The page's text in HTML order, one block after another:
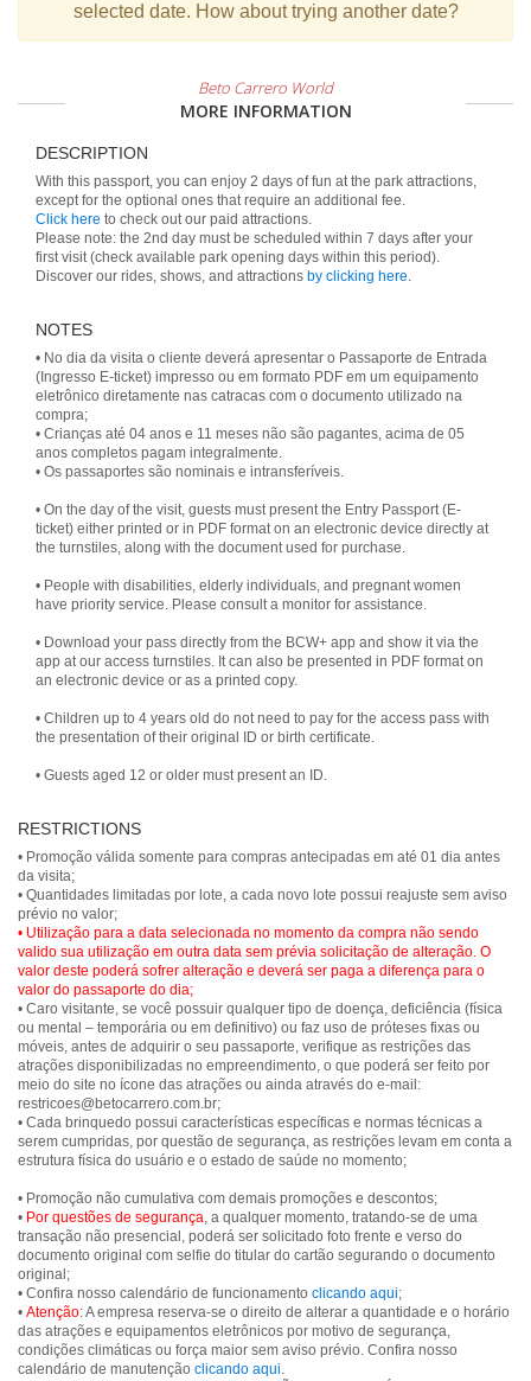
selected date. How about trying another date?
Beto Carrero World
MORE INFORMATION
DESCRIPTION
With this passport, you can enjoy 2 days of fun at the park attractions,
Click here to check out our paid attractions.
Please note: the 2nd day must be scheduled within 7 days after your
first visit (check available park opening days within this period).
Discover our rides, shows, and attractions by clicking here.
NOTES
• No dia da visita o cliente deverá apresentar o Passaporte de Entrada
(Ingresso E-ticket) impresso ou em formato PDF em um equipamento
eletrônico diretamente nas catracas com o documento utilizado na
compra;
• Crianças até 04 anos e 11 meses não são pagantes, acima de 05
anos completos pagam integralmente.
• On the day of the visit, guests must present the Entry Passport (E-
ticket) either printed or in PDF format on an electronic device directly at
the turnstiles, along with the document used for purchase.
• People with disabilities, elderly individuals, and pregnant women
have priority service. Please consult a monitor for assistance.
• Download your pass directly from the BCW+ app and show it via the
app at our access turnstiles. It can also be presented in PDF format on
an electronic device or as a printed copy.
• Children up to 4 years old do not need to pay for the access pass with
the presentation of their original ID or birth certificate.
• Guests aged 12 or older must present an ID.
RESTRICTIONS
• Promoção válida somente para compras antecipadas em até 01 dia antes
da visita;
• Quantidades limitadas por lote, a cada novo lote possui reajuste sem aviso
• Utilização para a data selecionada no momento da compra não sendo
valido sua utilização em outra data sem prévia solicitação de alteração. O
valor deste poderá sofrer alteração e deverá ser paga a diferença para o
valor do passaporte do dia;
• Caro visitante, se você possuir qualquer tipo de doença, deficiência (física
ou mental – temporária ou em definitivo) ou faz uso de próteses fixas ou
móveis, antes de adquirir o seu passaporte, verifique as restrições das
atrações disponibilizadas no empreendimento, o que poderá ser feito por
meio do site no ícone das atrações ou ainda através do e-mail:
restricoes@betocarrero.com.br;
• Cada brinquedo possui características específicas e normas técnicas a
serem cumpridas, por questão de segurança, as restrições levam em conta a
estrutura física do usuário e o estado de saúde no momento;
• Promoção não cumulativa com demais promoções e descontos;
• Por questões de segurança, a qualquer momento, tratando-se de uma
transação não presencial, poderá ser solicitado foto frente e verso do
documento original com selfie do titular do cartão segurando o documento
original;
• Confira nosso calendário de funcionamento clicando aqui;
• Atenção: A empresa reserva-se o direito de alterar a quantidade e o horário
das atrações e equipamentos eletrônicos por motivo de segurança,
condições climáticas ou força maior sem aviso prévio. Confira nosso
calendário de manutenção clicando aqui.